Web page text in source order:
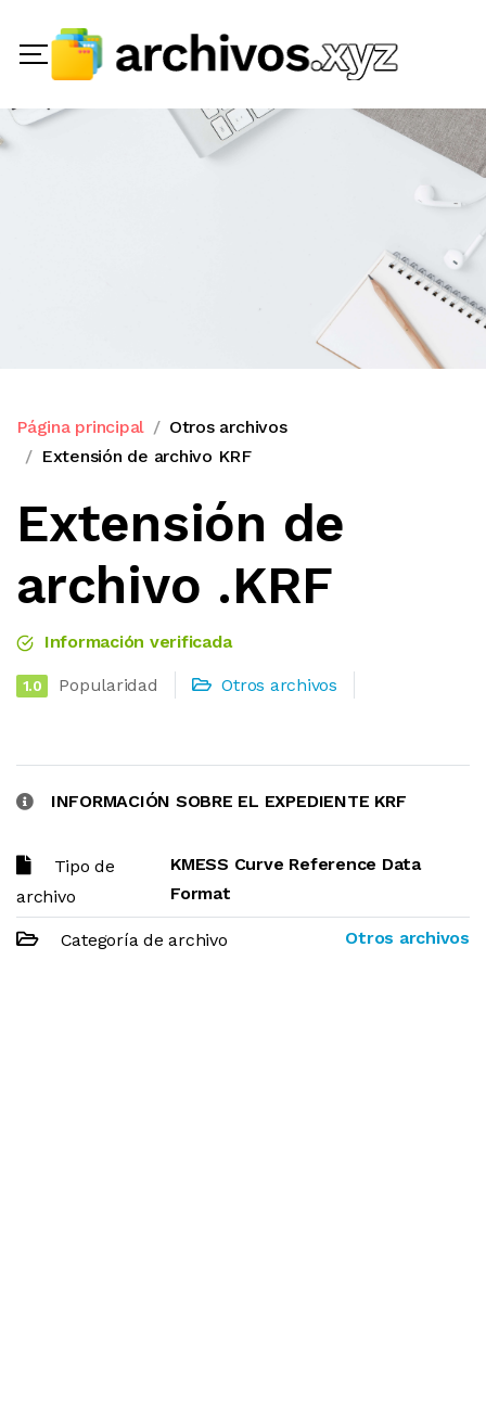
Página principal
Otros archivos
Extensión de archivo KRF
Extensión de
archivo .KRF
Información verificada
1.0 Popularidad Otros archivos
INFORMACIÓN SOBRE EL EXPEDIENTE KRF
Tipo de
archivo
KMESS Curve Reference Data
Format
Categoría de archivo Otros archivos